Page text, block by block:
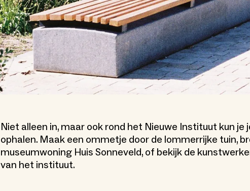
Niet alleen in, maar ook rond het Nieuwe Instituut kun je
ophalen. Maak een ommetje door de lommerrijke tuin,
museumwoning Huis Sonneveld, of bekijk de
van het instituut.